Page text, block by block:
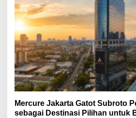
Mercure Jakarta Gatot Subroto
sebagai Destinasi Pilihan untuk